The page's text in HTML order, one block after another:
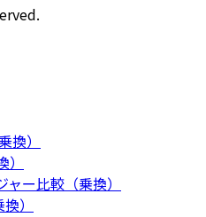
換）
ー比較（乗換）
）